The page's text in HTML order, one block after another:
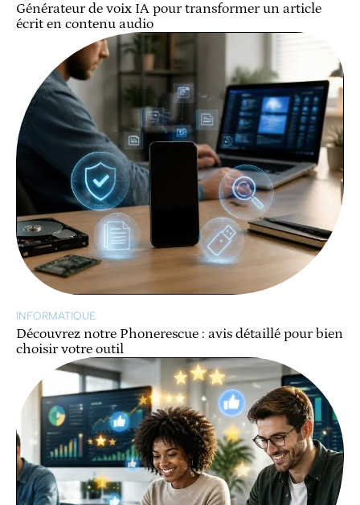
Générateur de voix IA pour transformer un article
écrit en contenu audio
INFORMATIQUE
Découvrez notre Phonerescue : avis détaillé pour bien
choisir votre outil